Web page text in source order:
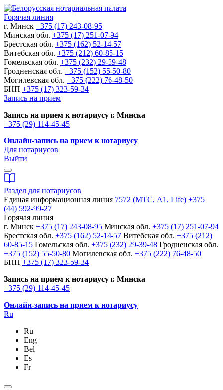
Горячая линия
г. Минск +375 (17) 243-08-95
Минская обл. +375 (17) 251-07-94
Брестская обл. +375 (162) 52-14-57
Витебская обл. +375 (212) 60-85-15
Гомельская обл. +375 (232) 29-39-48
Гродненская обл. +375 (152) 55-50-80
Могилевская обл. +375 (222) 76-48-50
БНП +375 (17) 323-59-34
Запись на прием
Запись на прием к нотариусу г. Минска
+375 (29) 114-45-45
Онлайн-запись на прием к нотариусу
Для нотариусов
Выйти
Раздел для нотариусов
Единая информационная линия 7572 (МТС, A1, Life) +375
(44) 592-99-27
Горячая линия
г. Минск +375 (17) 243-08-95 Минская обл. +375 (17) 251-07-94
Брестская обл. +375 (162) 52-14-57 Витебская обл. +375 (212)
60-85-15 Гомельская обл. +375 (232) 29-39-48 Гродненская обл.
+375 (152) 55-50-80 Могилевская обл. +375 (222) 76-48-50
БНП +375 (17) 323-59-34
Запись на прием к нотариусу г. Минска
+375 (29) 114-45-45
Онлайн-запись на прием к нотариусу
Ru
Ru
Eng
Bel
Es
Fr